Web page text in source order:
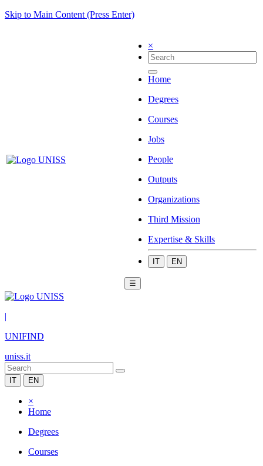
Skip to Main Content (Press Enter)
×
Home
Degrees
Courses
Jobs
People
Outputs
Organizations
Third Mission
Expertise & Skills
IT EN
☰
|
UNIFIND
uniss.it
IT EN
×
Home
Degrees
Courses